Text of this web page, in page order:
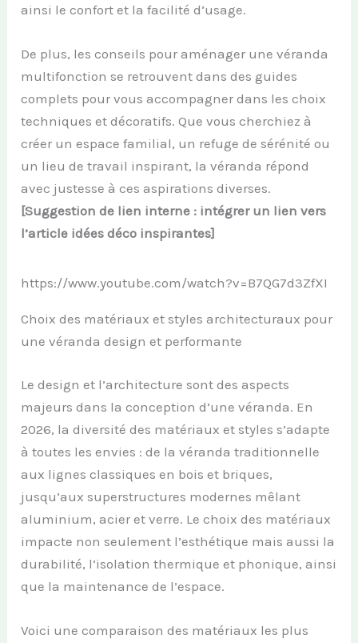
ainsi le confort et la facilité d’usage.
De plus, les conseils pour aménager une véranda
multifonction se retrouvent dans des guides
complets pour vous accompagner dans les choix
techniques et décoratifs. Que vous cherchiez à
créer un espace familial, un refuge de sérénité ou
un lieu de travail inspirant, la véranda répond
avec justesse à ces aspirations diverses.
[Suggestion de lien interne : intégrer un lien vers
l’article idées déco inspirantes]
https://www.youtube.com/watch?v=B7QG7d3ZfXI
Choix des matériaux et styles architecturaux pour
une véranda design et performante
Le design et l’architecture sont des aspects
majeurs dans la conception d’une véranda. En
2026, la diversité des matériaux et styles s’adapte
à toutes les envies : de la véranda traditionnelle
aux lignes classiques en bois et briques,
jusqu’aux superstructures modernes mêlant
aluminium, acier et verre. Le choix des matériaux
impacte non seulement l’esthétique mais aussi la
durabilité, l’isolation thermique et phonique, ainsi
que la maintenance de l’espace.
Voici une comparaison des matériaux les plus